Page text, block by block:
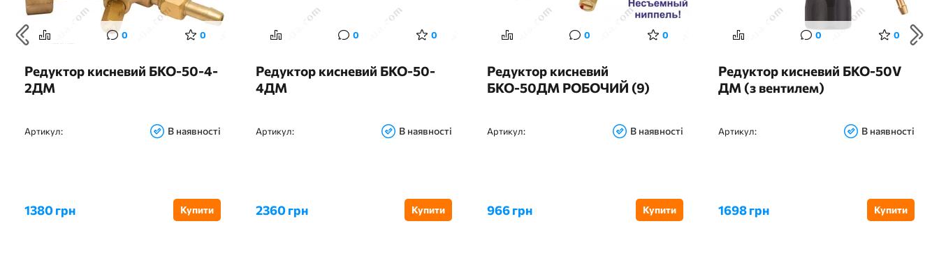
0 0
Редуктор кисневий БКО-50-4-
2ДМ
Артикул: В наявності
1380 грн Купити
0 0
Редуктор кисневий БКО-50-
4ДМ
Артикул: В наявності
2360 грн Купити
0 0
Редуктор кисневий
БКО-50ДМ РОБОЧИЙ (9)
Артикул: В наявності
966 грн Купити
0 0
Редуктор кисневий БКО-50V
ДМ (з вентилем)
Артикул: В наявності
1698 грн Купити